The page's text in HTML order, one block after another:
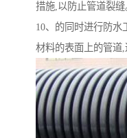
措施,以防止管道裂缝
10、的同时进行防
材料的表面上的管道,